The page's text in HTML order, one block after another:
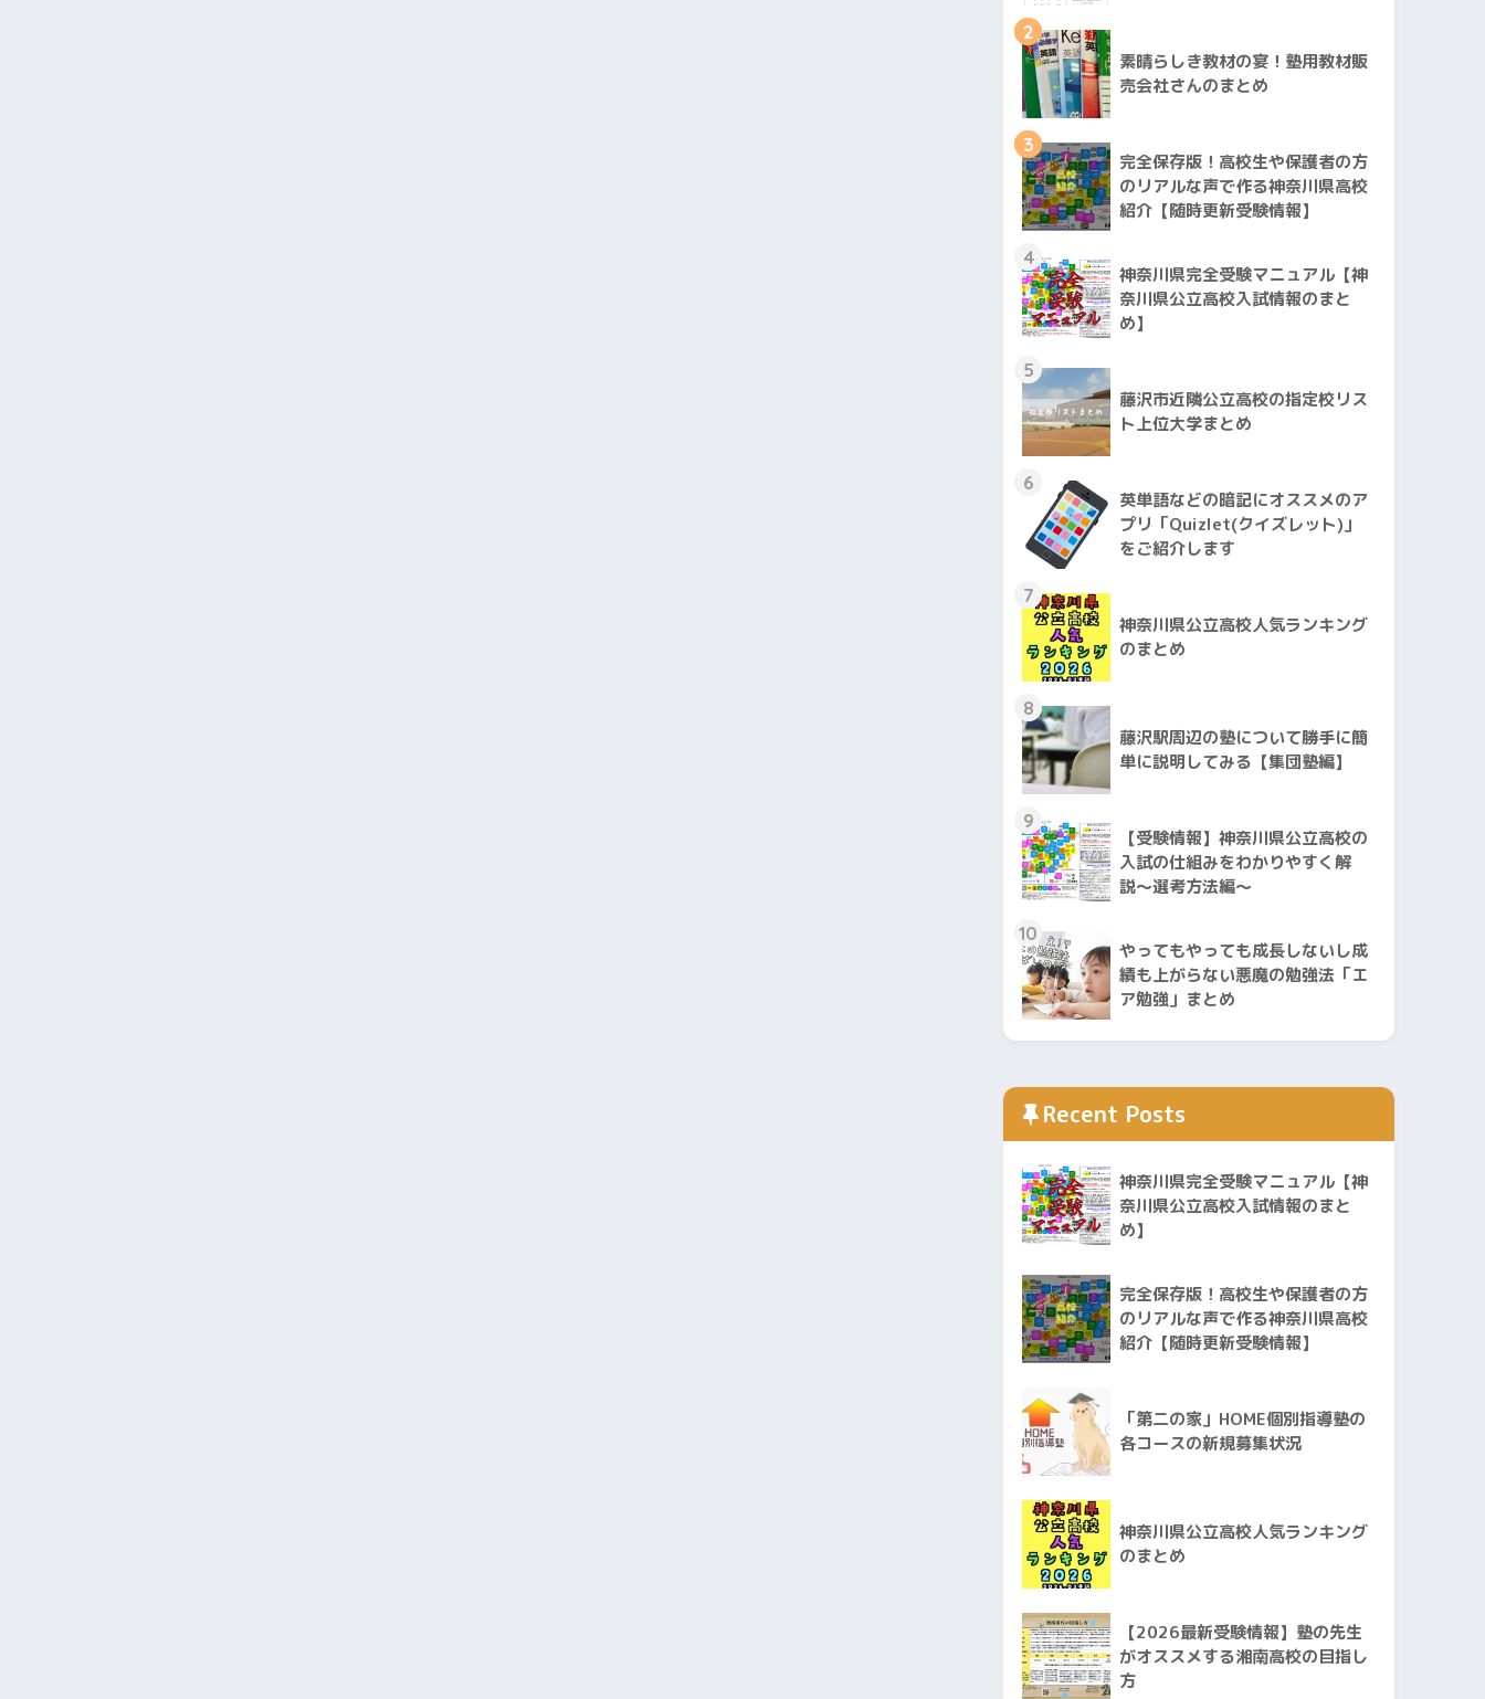
2
素晴らしき教材の宴！塾用教材販
売会社さんのまとめ
3
完全保存版！高校生や保護者の方
のリアルな声で作る神奈川県高校
紹介【随時更新受験情報】
4
神奈川県完全受験マニュアル【神
奈川県公立高校入試情報のまと
め】
5
藤沢市近隣公立高校の指定校リス
ト上位大学まとめ
6
英単語などの暗記にオススメのア
プリ「Quizlet(クイズレット)」
をご紹介します
7
神奈川県公立高校人気ランキング
のまとめ
8
藤沢駅周辺の塾について勝手に簡
単に説明してみる【集団塾編】
9
【受験情報】神奈川県公立高校の
入試の仕組みをわかりやすく解
説〜選考方法編〜
10
やってもやっても成長しないし成
績も上がらない悪魔の勉強法「エ
ア勉強」まとめ
Recent Posts
神奈川県完全受験マニュアル【神
奈川県公立高校入試情報のまと
め】
完全保存版！高校生や保護者の方
のリアルな声で作る神奈川県高校
紹介【随時更新受験情報】
「第二の家」HOME個別指導塾の
各コースの新規募集状況
神奈川県公立高校人気ランキング
のまとめ
【2026最新受験情報】塾の先生
がオススメする湘南高校の目指し
方